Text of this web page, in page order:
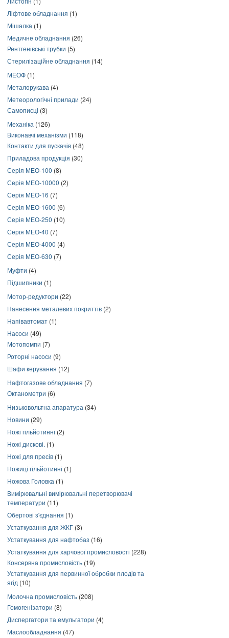
Ліфтове обладнання (1)
Мішалка (1)
Медичне обладнання (26)
Рентгенівські трубки (5)
Стерилізаційне обладнання (14)
МЕОФ (1)
Металорукава (4)
Метеорологічні прилади (24)
Самописці (3)
Механіка (126)
Виконавчі механізми (118)
Контакти для пускачів (48)
Приладова продукція (30)
Серія МЕО-100 (8)
Серія МЕО-10000 (2)
Серія МЕО-16 (7)
Серія МЕО-1600 (6)
Серія МЕО-250 (10)
Серія МЕО-40 (7)
Серія МЕО-4000 (4)
Серія МЕО-630 (7)
Муфти (4)
Підшипники (1)
Мотор-редуктори (22)
Нанесення металевих покриттів (2)
Напівавтомат (1)
Насоси (49)
Мотопомпи (7)
Роторні насоси (9)
Шафи керування (12)
Нафтогазове обладнання (7)
Октанометри (6)
Низьковольтна апаратура (34)
Новини (29)
Ножі гільйотинні (2)
Ножі дискові. (1)
Ножі для пресів (1)
Ножиці гільйотинні (1)
Ножова Головка (1)
Вимірювальні вимірювальні перетворювачі
температури (11)
Обертові з'єднання (1)
Устаткування для ЖКГ (3)
Устаткування для нафтобаз (16)
Устаткування для харчової промисловості (228)
Консервна промисловість (19)
Устаткування для первинної обробки плодів та
ягід (10)
Молочна промисловість (208)
Гомогенізатори (8)
Диспергатори та емульгатори (4)
Маслообладнання (47)